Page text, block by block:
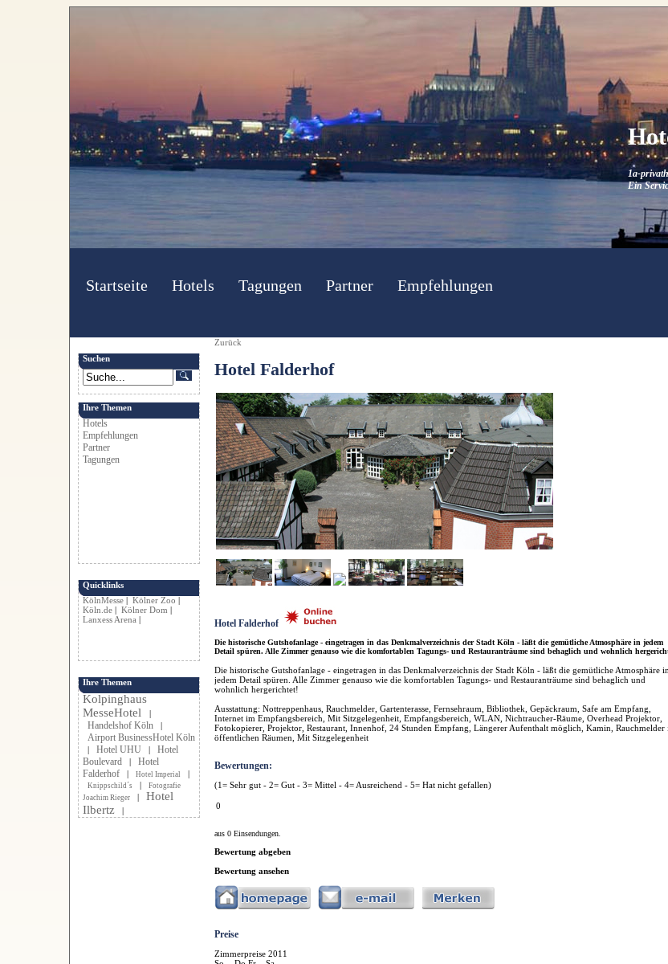
1a-
Ein
Startseite Hotels Tagungen Partner Empfehlungen
Suchen
Ihre Themen
Hotels
Empfehlungen
Partner
Tagungen
Quicklinks
KölnMesse| Kölner Zoo
Köln.de| Kölner Dom
Lanxess Arena
Ihre Themen
Kolpinghaus
MesseHotel
Handelshof Köln|
Airport BusinessHotel Köln
Hotel UHU
Hotel
Boulevard
Hotel
Falderhof| Hotel Imperial
Knippschild´s
Fotografie
Joachim Rieger| Hotel
Ilbertz|
Zurück
Hotel Falderhof
Hotel Falderhof
Die historische Gutshofanlage - eingetragen in das Denkmalverzeichnis der Stadt Köln - läßt die gemütliche Atmosphäre in jedem
Detail spüren. Alle Zimmer genauso wie die komfortablen Tagungs- und Restauranträume sind behaglich und wohnlich
Die historische Gutshofanlage - eingetragen in das Denkmalverzeichnis der Stadt Köln - läßt die gemütliche Atmosphäre in
jedem Detail spüren. Alle Zimmer genauso wie die komfortablen Tagungs- und Restauranträume sind behaglich und
wohnlich hergerichtet!
Ausstattung: Nottreppenhaus, Rauchmelder, Gartenterasse, Fernsehraum, Bibliothek, Gepäckraum, Safe am Empfang,
Internet im Empfangsbereich, Mit Sitzgelegenheit, Empfangsbereich, WLAN, Nichtraucher-Räume, Overhead Projektor,
Fotokopierer, Projektor, Restaurant, Innenhof, 24 Stunden Empfang, Längerer Aufenthalt möglich, Kamin, Rauchmelder
öffentlichen Räumen, Mit Sitzgelegenheit
Bewertungen:
(1= Sehr gut - 2= Gut - 3= Mittel - 4= Ausreichend - 5= Hat nicht gefallen)
0
aus 0 Einsendungen.
Bewertung abgeben
Bewertung ansehen
Preise
Zimmerpreise 2011